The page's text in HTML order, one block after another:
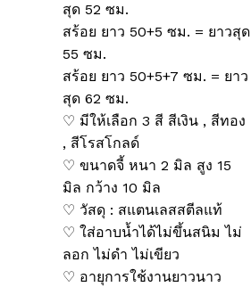
สุด 52 ซม.
สร้อย ยาว 50+5 ซม. = ยาวสุด
55 ซม.
สร้อย ยาว 50+5+7 ซม. = ยาว
สุด 62 ซม.
♡ มีให้เลือก 3 สี สีเงิน , สีทอง
, สีโรสโกลด์
♡ ขนาดจี้ หนา 2 มิล สูง 15
มิล กว้าง 10 มิล
♡ วัสดุ : สแตนเลสสตีลแท้
♡ ใส่อาบน้ำได้ไม่ขึ้นสนิม ไม่
ลอก ไม่ดำ ไม่เขียว
♡ อายุการใช้งานยาวนาว